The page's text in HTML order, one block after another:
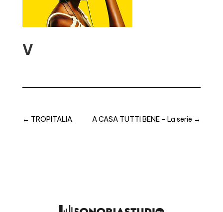
V
← TROPITALIA A CASA TUTTI BENE - La serie →